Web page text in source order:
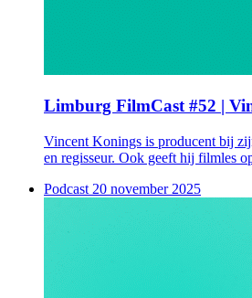
Limburg FilmCast #52 |
Vincent Konings is producent bij
en regisseur. Ook geeft hij filmles
Podcast 20 november 2025